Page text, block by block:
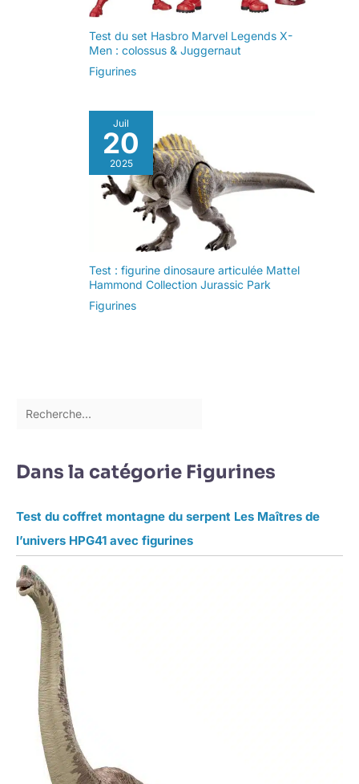
Test du set Hasbro Marvel Legends X-
Men : colossus & Juggernaut
Figurines
Juil
20
2025
Test : figurine dinosaure articulée Mattel
Hammond Collection Jurassic Park
Figurines
Dans la catégorie Figurines
Test du coffret montagne du serpent Les Maîtres de
l’univers HPG41 avec figurines